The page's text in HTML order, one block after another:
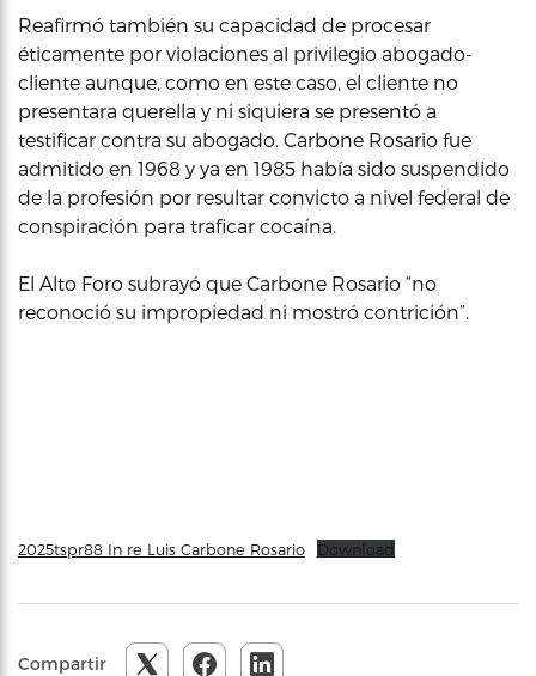
Reafirmó también su capacidad de procesar
éticamente por violaciones al privilegio abogado-
cliente aunque, como en este caso, el cliente no
presentara querella y ni siquiera se presentó a
testificar contra su abogado. Carbone Rosario fue
admitido en 1968 y ya en 1985 había sido suspendido
de la profesión por resultar convicto a nivel federal de
conspiración para traficar cocaína.
El Alto Foro subrayó que Carbone Rosario “no
reconoció su impropiedad ni mostró contrición”.
2025tspr88 In re Luis Carbone Rosario Download
Compartir